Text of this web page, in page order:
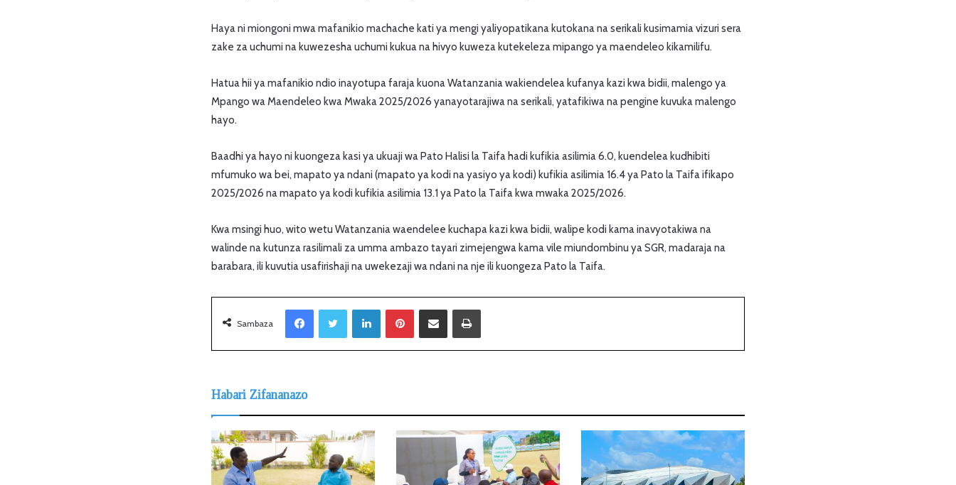
Haya ni miongoni mwa mafanikio machache kati ya mengi yaliyopatikana kutokana na serikali kusimamia vizuri sera
zake za uchumi na kuwezesha uchumi kukua na hivyo kuweza kutekeleza mipango ya maendeleo kikamilifu.
Hatua hii ya mafanikio ndio inayotupa faraja kuona Watanzania wakiendelea kufanya kazi kwa bidii, malengo ya
Mpango wa Maendeleo kwa Mwaka 2025/2026 yanayotarajiwa na serikali, yatafikiwa na pengine kuvuka malengo
hayo.
Baadhi ya hayo ni kuongeza kasi ya ukuaji wa Pato Halisi la Taifa hadi kufikia asilimia 6.0, kuendelea kudhibiti
mfumuko wa bei, mapato ya ndani (mapato ya kodi na yasiyo ya kodi) kufikia asilimia 16.4 ya Pato la Taifa ifikapo
2025/2026 na mapato ya kodi kufikia asilimia 13.1 ya Pato la Taifa kwa mwaka 2025/2026.
Kwa msingi huo, wito wetu Watanzania waendelee kuchapa kazi kwa bidii, walipe kodi kama inavyotakiwa na
walinde na kutunza rasilimali za umma ambazo tayari zimejengwa kama vile miundombinu ya SGR, madaraja na
barabara, ili kuvutia usafirishaji na uwekezaji wa ndani na nje ili kuongeza Pato la Taifa.
Sambaza
LinkedIn Sambaza kupitia barua pepe
Habari Zifananazo